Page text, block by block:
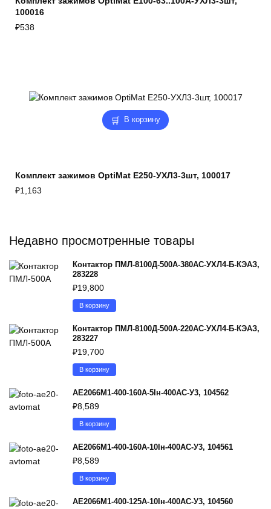
100016
₽538
В корзину
Комплект зажимов OptiMat E250-УХЛ3-3шт, 100017
₽1,163
Недавно просмотренные товары
Контактор ПМЛ-8100Д-500А-380AC-УХЛ4-Б-КЭАЗ,
283228
₽19,800
В корзину
Контактор ПМЛ-8100Д-500А-220AC-УХЛ4-Б-КЭАЗ,
283227
₽19,700
В корзину
АЕ2066М1-400-160А-5Iн-400AC-У3, 104562
₽8,589
В корзину
АЕ2066М1-400-160А-10Iн-400AC-У3, 104561
₽8,589
В корзину
АЕ2066М1-400-125А-10Iн-400AC-У3, 104560